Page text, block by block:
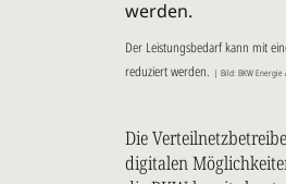
Der Leistungsbedarf kann mit
reduziert werden. | Bild: BKW Energie
Die
digitalen